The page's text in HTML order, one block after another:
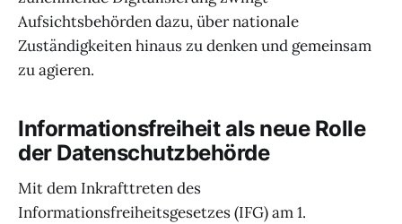
Aufsichtsbehörden dazu, über nationale
Zuständigkeiten hinaus zu denken und gemeinsam
zu agieren.
Informationsfreiheit als neue Rolle
der Datenschutzbehörde
Mit dem Inkrafttreten des
Informationsfreiheitsgesetzes (IFG) am 1.